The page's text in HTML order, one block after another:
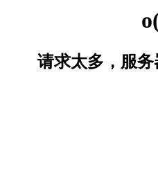
请求太多，服